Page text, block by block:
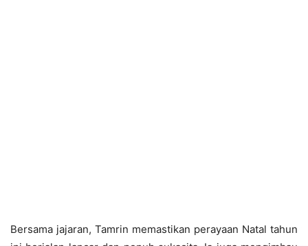
Bersama jajaran, Tamrin memastikan perayaan Natal tahun